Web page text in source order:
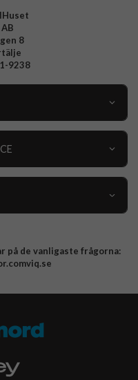
8
9238
på de vanligaste frågorna: